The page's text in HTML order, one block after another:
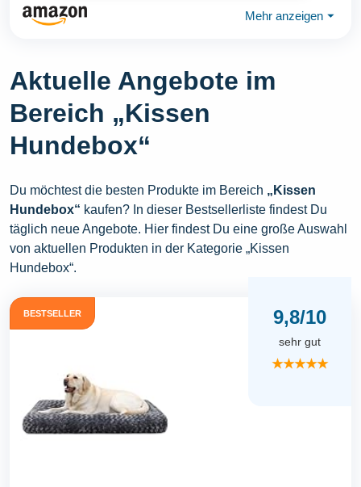
Mehr anzeigen ⏷
Aktuelle Angebote im
Bereich „Kissen
Hundebox“
Du möchtest die besten Produkte im Bereich „Kissen
Hundebox“ kaufen? In dieser Bestsellerliste findest Du
täglich neue Angebote. Hier findest Du eine große Auswahl
von aktuellen Produkten in der Kategorie „Kissen
Hundebox“.
BESTSELLER 9,8/10
sehr gut
★★★★★